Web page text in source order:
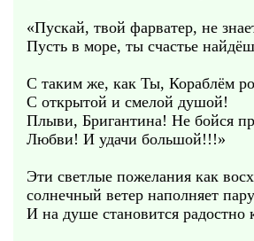
«Пускай, твой фарватер, не
Пусть в море, ты счастье
С таким же, как Ты, Кораблём
С открытой и смелой душой!
Плыви, Бригантина! Не бойся
Любви! И удачи большой!!!»
Эти светлые пожелания как
солнечный ветер наполняет
И на душе становится радостно